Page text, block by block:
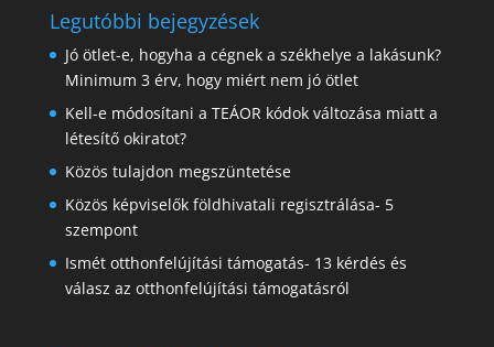
Legutóbbi bejegyzések
Jó ötlet-e, hogyha a cégnek a székhelye a lakásunk?
Minimum 3 érv, hogy miért nem jó ötlet
Kell-e módosítani a TEÁOR kódok változása miatt a
létesítő okiratot?
Közös tulajdon megszüntetése
Közös képviselők földhivatali regisztrálása- 5
szempont
Ismét otthonfelújítási támogatás- 13 kérdés és
válasz az otthonfelújítási támogatásról